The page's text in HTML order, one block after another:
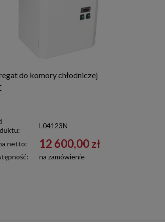
do komory chłodniczej
L04123N
netto: 12 600,00 zł
na zamówienie